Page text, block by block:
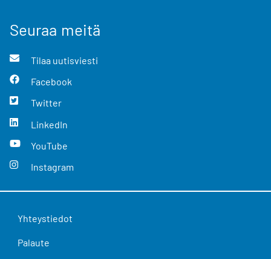
Seuraa meitä
Tilaa uutisviesti
Facebook
Twitter
LinkedIn
YouTube
Instagram
Yhteystiedot
Palaute